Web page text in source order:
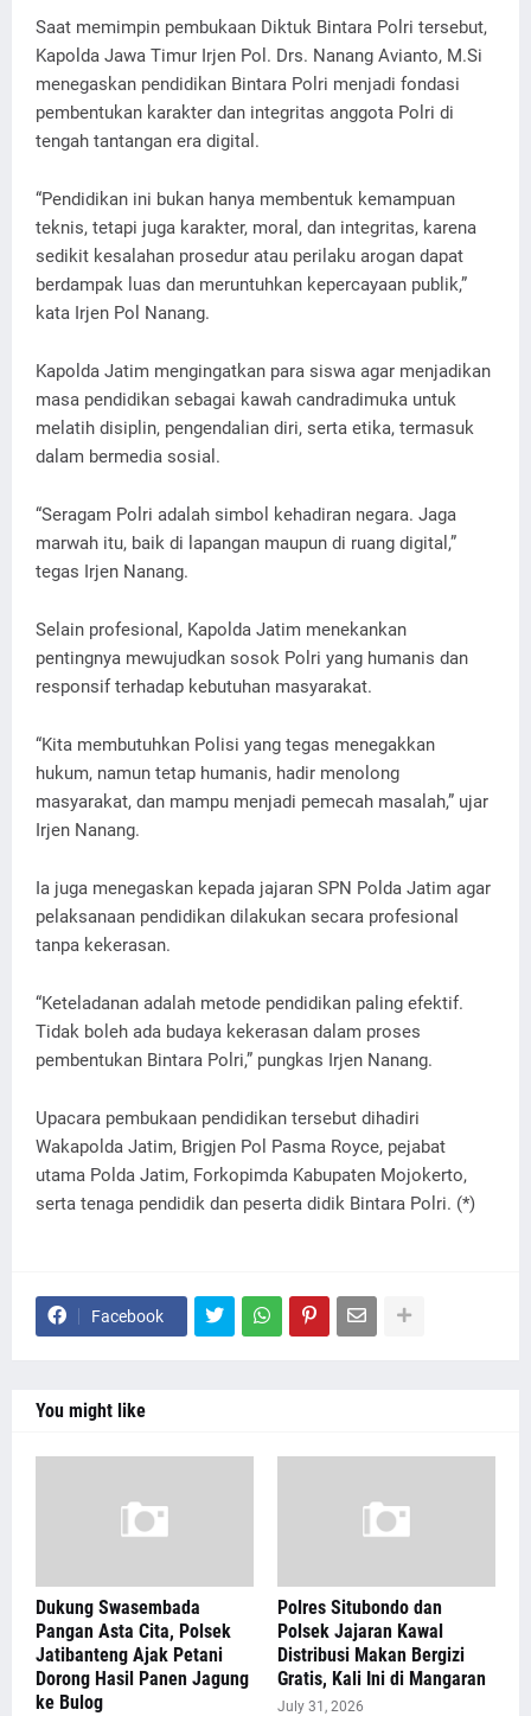
Saat memimpin pembukaan Diktuk Bintara Polri tersebut,
Kapolda Jawa Timur Irjen Pol. Drs. Nanang Avianto, M.Si
menegaskan pendidikan Bintara Polri menjadi fondasi
pembentukan karakter dan integritas anggota Polri di
tengah tantangan era digital.
“Pendidikan ini bukan hanya membentuk kemampuan
teknis, tetapi juga karakter, moral, dan integritas, karena
sedikit kesalahan prosedur atau perilaku arogan dapat
berdampak luas dan meruntuhkan kepercayaan publik,”
kata Irjen Pol Nanang.
Kapolda Jatim mengingatkan para siswa agar menjadikan
masa pendidikan sebagai kawah candradimuka untuk
melatih disiplin, pengendalian diri, serta etika, termasuk
dalam bermedia sosial.
“Seragam Polri adalah simbol kehadiran negara. Jaga
marwah itu, baik di lapangan maupun di ruang digital,”
tegas Irjen Nanang.
Selain profesional, Kapolda Jatim menekankan
pentingnya mewujudkan sosok Polri yang humanis dan
responsif terhadap kebutuhan masyarakat.
“Kita membutuhkan Polisi yang tegas menegakkan
hukum, namun tetap humanis, hadir menolong
masyarakat, dan mampu menjadi pemecah masalah,” ujar
Irjen Nanang.
Ia juga menegaskan kepada jajaran SPN Polda Jatim agar
pelaksanaan pendidikan dilakukan secara profesional
tanpa kekerasan.
“Keteladanan adalah metode pendidikan paling efektif.
Tidak boleh ada budaya kekerasan dalam proses
pembentukan Bintara Polri,” pungkas Irjen Nanang.
Upacara pembukaan pendidikan tersebut dihadiri
Wakapolda Jatim, Brigjen Pol Pasma Royce, pejabat
utama Polda Jatim, Forkopimda Kabupaten Mojokerto,
serta tenaga pendidik dan peserta didik Bintara Polri. (*)
Facebook
You might like
Dukung Swasembada
Pangan Asta Cita, Polsek
Jatibanteng Ajak Petani
Dorong Hasil Panen Jagung
ke Bulog
Polres Situbondo dan
Polsek Jajaran Kawal
Distribusi Makan Bergizi
Gratis, Kali Ini di Mangaran
July 31, 2026